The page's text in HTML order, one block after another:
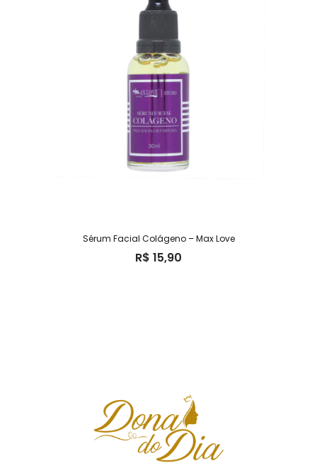
Sérum Facial Colágeno – Max Love
R$ 15,90